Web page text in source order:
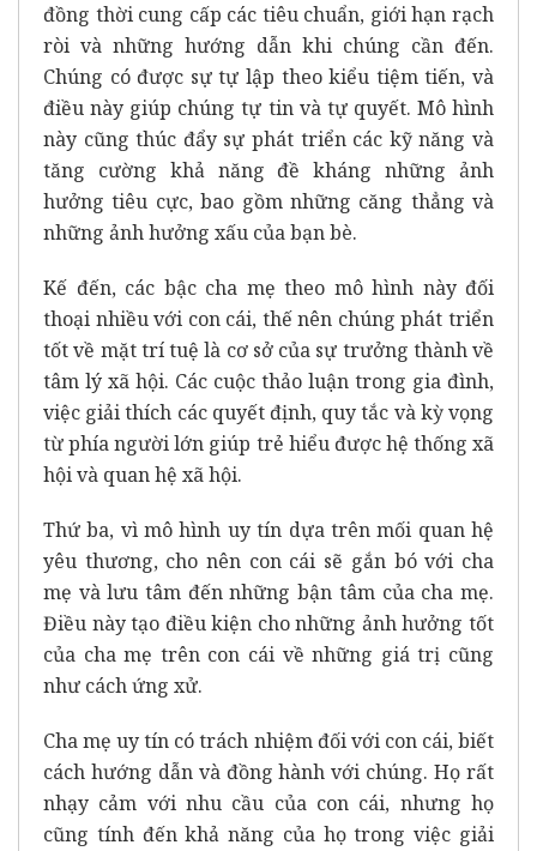
đồng thời cung cấp các tiêu chuẩn, giới hạn rạch
ròi và những hướng dẫn khi chúng cần đến.
Chúng có được sự tự lập theo kiểu tiệm tiến, và
điều này giúp chúng tự tin và tự quyết. Mô hình
này cũng thúc đẩy sự phát triển các kỹ năng và
tăng cường khả năng đề kháng những ảnh
hưởng tiêu cực, bao gồm những căng thẳng và
những ảnh hưởng xấu của bạn bè.
Kế đến, các bậc cha mẹ theo mô hình này đối
thoại nhiều với con cái, thế nên chúng phát triển
tốt về mặt trí tuệ là cơ sở của sự trưởng thành về
tâm lý xã hội. Các cuộc thảo luận trong gia đình,
việc giải thích các quyết định, quy tắc và kỳ vọng
từ phía người lớn giúp trẻ hiểu được hệ thống xã
hội và quan hệ xã hội.
Thứ ba, vì mô hình uy tín dựa trên mối quan hệ
yêu thương, cho nên con cái sẽ gắn bó với cha
mẹ và lưu tâm đến những bận tâm của cha mẹ.
Điều này tạo điều kiện cho những ảnh hưởng tốt
của cha mẹ trên con cái về những giá trị cũng
như cách ứng xử.
Cha mẹ uy tín có trách nhiệm đối với con cái, biết
cách hướng dẫn và đồng hành với chúng. Họ rất
nhạy cảm với nhu cầu của con cái, nhưng họ
cũng tính đến khả năng của họ trong việc giải